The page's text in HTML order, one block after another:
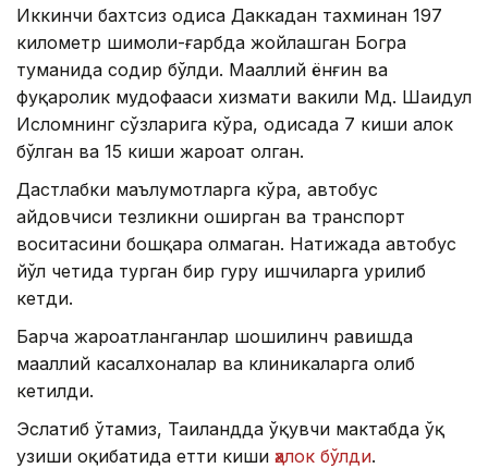
Иккинчи бахтсиз ҳодиса Даккадан тахминан 197
километр шимоли-ғарбда жойлашган Богра
туманида содир бўлди. Маҳаллий ёнғин ва
фуқаролик мудофааси хизмати вакили Мд. Шаҳидул
Исломнинг сўзларига кўра, ҳодисада 7 киши ҳалок
бўлган ва 15 киши жароҳат олган.
Дастлабки маълумотларга кўра, автобус
ҳайдовчиси тезликни оширган ва транспорт
воситасини бошқара олмаган. Натижада автобус
йўл четида турган бир гуруҳ ишчиларга урилиб
кетди.
Барча жароҳатланганлар шошилинч равишда
маҳаллий касалхоналар ва клиникаларга олиб
кетилди.
Эслатиб ўтамиз, Таиландда ўқувчи мактабда ўқ
узиши оқибатида етти киши ҳалок бўлди.